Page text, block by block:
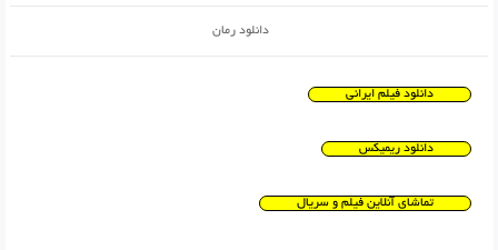
دانلود رمان
دانلود فیلم ایرانی
دانلود ریمیکس
تماشای آنلاین فیلم و سریال